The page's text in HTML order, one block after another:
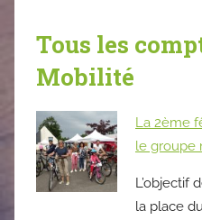
Tous les
Mobilité
La 2ème
le groupe
L’objectif
la place